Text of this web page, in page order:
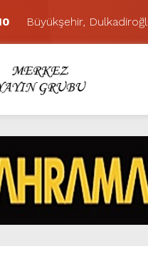
Büyükşehir,
Uluslararası Bisiklet
Büyükşehir, Gazneliler
Büyükşehir,
Büyükşehir’den
Geleneksel Ağustos
Tevfik Kadıoğlu
Dedublüman
Yeşilçam’ın Efsanesi
Pazarcık’ta Yollar